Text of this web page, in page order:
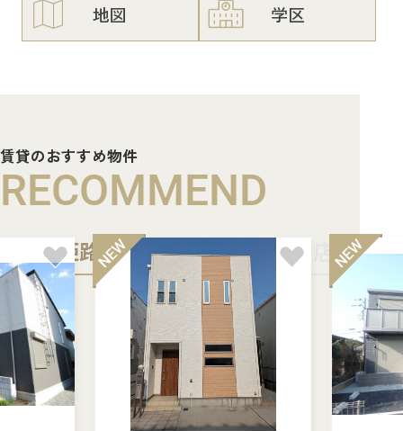
地図 学区
賃貸のおすすめ物件
RECOMMEND
姫路中央店 加古川店